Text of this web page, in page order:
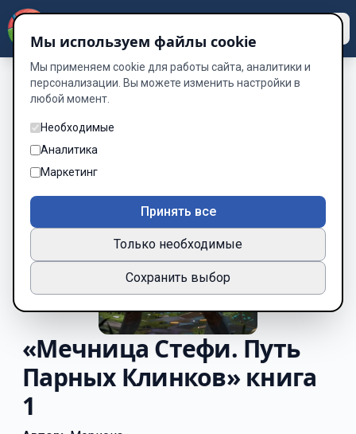
«Мечница Стефи. Путь
Парных Клинков» книга
1
Мы используем файлы cookie
Мы применяем cookie для работы сайта, аналитики и
персонализации. Вы можете изменить настройки в
любой момент.
Необходимые
Аналитика
Маркетинг
Принять все
Только необходимые
Сохранить выбор